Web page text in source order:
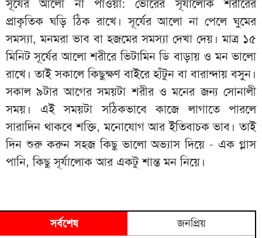
সূর্যের আলো না পাওয়া: ভোরের সূর্যালোক শরীরের
প্রাকৃতিক ঘড়ি ঠিক রাখে। সূর্যের আলো না পেলে ঘুমের
সমস্যা, মনমরা ভাব বা হজমের সমস্যা দেখা দেয়। মাত্র ১৫
মিনিট সূর্যের আলো শরীরে ভিটামিন ডি বাড়ায় ও মন ভালো
রাখে। তাই সকালে কিছুক্ষণ বাইরে হাঁটুন বা বারান্দায় বসুন।
সকাল ৯টার আগের সময়টা শরীর ও মনের জন্য সোনালী
সময়। এই সময়টা সঠিকভাবে কাজে লাগাতে পারলে
সারাদিন থাকবে শক্তি, মনোযোগ আর ইতিবাচক ভাব। তাই
দিন শুরু করুন সহজ কিছু ভালো অভ্যাস দিয়ে - এক গ্লাস
পানি, কিছু সূর্যালোক আর একটু শান্ত মন নিয়ে।
সর্বশেষ জনপ্রিয়